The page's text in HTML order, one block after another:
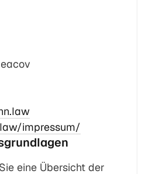
impressum/
eine Übersicht der